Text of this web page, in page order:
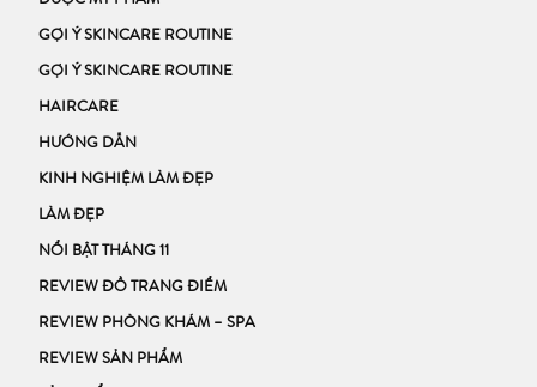
GỢI Ý SKINCARE ROUTINE
GỢI Ý SKINCARE ROUTINE
HAIRCARE
HƯỚNG DẪN
KINH NGHIỆM LÀM ĐẸP
LÀM ĐẸP
NỔI BẬT THÁNG 11
REVIEW ĐỒ TRANG ĐIỂM
REVIEW PHÒNG KHÁM – SPA
REVIEW SẢN PHẨM